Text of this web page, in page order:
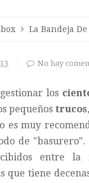
La Bandeja
No hay
los
pequeños trucos
es muy
de
entre
que tiene